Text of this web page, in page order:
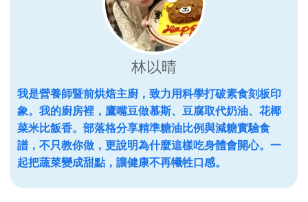
林以晴
我是營養師暨前烘焙主廚，致力用科學打破素食刻板印
象。我的廚房裡，鷹嘴豆做慕斯、豆腐取代奶油、花椰
菜米比飯香。部落格分享精準糖油比例與減糖實驗食
譜，不只教你做，更說明為什麼這樣吃身體會開心。一
起把蔬菜變成甜點，讓健康不再犧牲口感。